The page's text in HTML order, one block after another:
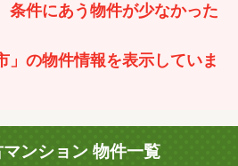
条件にあう物件が少なかった
」の物件情報を表示していま
ンション 物件一覧